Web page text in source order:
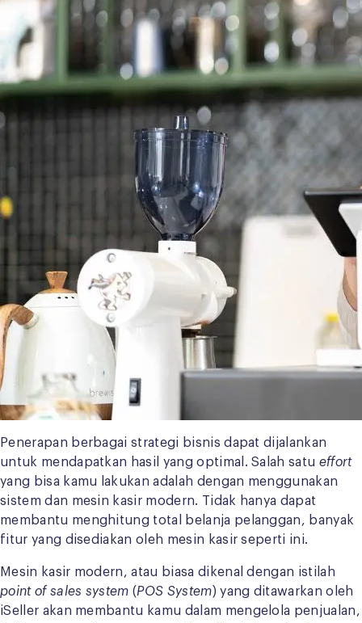
Penerapan berbagai strategi bisnis dapat dijalankan
untuk mendapatkan hasil yang optimal. Salah satu effort
yang bisa kamu lakukan adalah dengan menggunakan
sistem dan mesin kasir modern. Tidak hanya dapat
membantu menghitung total belanja pelanggan, banyak
fitur yang disediakan oleh mesin kasir seperti ini.
Mesin kasir modern, atau biasa dikenal dengan istilah
point of sales system(POS System) yang ditawarkan oleh
iSeller akan membantu kamu dalam mengelola penjualan,